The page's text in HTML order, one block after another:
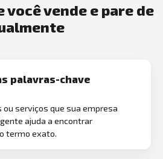
você vende e pare de
palavras-chave
ou serviços que sua empresa
ajuda a encontrar
termo exato.